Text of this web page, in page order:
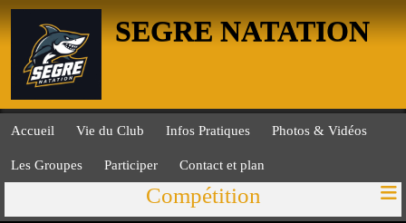
SEGRE NATATION
Accueil Vie du Club Infos Pratiques Photos & Vidéos
Les Groupes Participer Contact et plan
Compétition
Panneau de gestion des cookies